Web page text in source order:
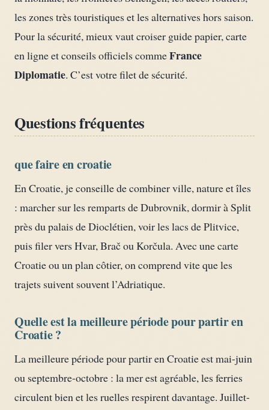
les zones très touristiques et les alternatives hors saison.
Pour la sécurité, mieux vaut croiser guide papier, carte
en ligne et conseils officiels commeFrance
Diplomatie. C’est votre filet de sécurité.
Questions fréquentes
que faire en croatie
En Croatie, je conseille de combiner ville, nature et îles
: marcher sur les remparts de Dubrovnik, dormir à Split
près du palais de Dioclétien, voir les lacs de Plitvice,
puis filer vers Hvar, Brač ou Korčula. Avec une carte
Croatie ou un plan côtier, on comprend vite que les
trajets suivent souvent l’Adriatique.
Quelle est la meilleure période pour partir en
Croatie ?
La meilleure période pour partir en Croatie est mai-juin
ou septembre-octobre : la mer est agréable, les ferries
circulent bien et les ruelles respirent davantage. Juillet-